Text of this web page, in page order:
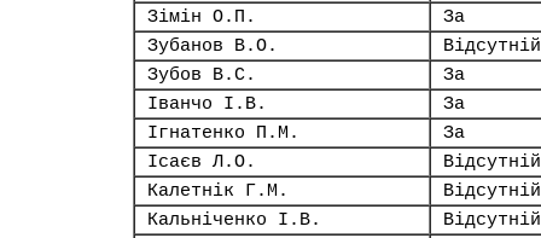
Зімін О.П.
За
Зубанов В.О.
Відсутній
Зубов В.С.
За
Іванчо І.В.
За
Ігнатенко П.М.
За
Ісаєв Л.О.
Відсутній
Калетнік Г.М.
Відсутній
Кальніченко І.В.
Відсутній